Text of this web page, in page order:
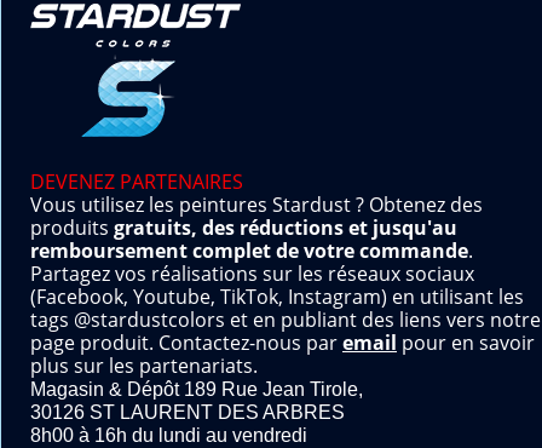
DEVENEZ PARTENAIRES
Vous utilisez les peintures Stardust ? Obtenez des
produits gratuits, des réductions et jusqu'au
remboursement complet de votre commande.
Partagez vos réalisations sur les réseaux sociaux
(Facebook, Youtube, TikTok, Instagram) en utilisant les
tags @stardustcolors et en publiant des liens vers notre
page produit. Contactez-nous paremail pour en savoir
plus sur les partenariats.
Magasin & Dépôt 189 Rue Jean Tirole,
30126 ST LAURENT DES ARBRES
8h00 à 16h du lundi au vendredi